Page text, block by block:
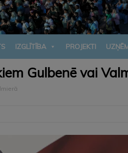
IZGLĪTĪBA PROJEKTI
Gulbenē vai